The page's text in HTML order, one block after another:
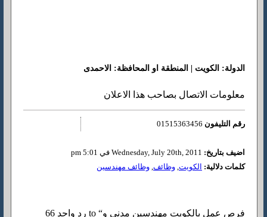
الدولة: الكويت | المنطقة او المحافظة: الاحمدى
معلومات الاتصال بصاحب هذا الاعلان
رقم التليفون
اضيف بتاريخ:
كلمات دلالية: الكويت, وظائف, وظائف مهندسين
66 رد واحد to “فرص عمل بالكويت مهندسين مدني و